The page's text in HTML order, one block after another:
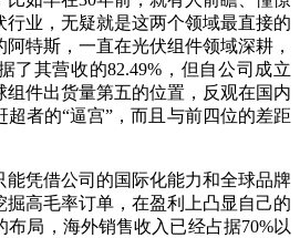
行业，无疑就是这两个领域最直接的
特斯，一直在光伏组件领域深耕，
了其营收的82.49%，但自公司成立
组件出货量第五的位置，反观在国内
者的“逼宫”，而且与前四位的差距
能凭借公司的国际化能力和全球品牌
掘高毛率订单，在盈利上凸显自己的
局，海外销售收入已经占据70%以